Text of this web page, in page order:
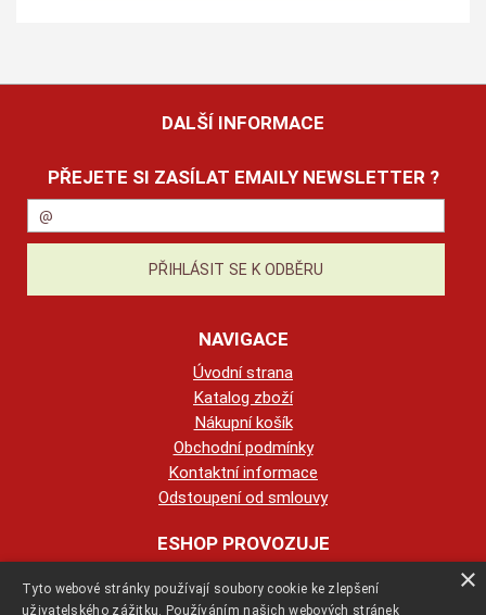
DALŠÍ INFORMACE
PŘEJETE SI ZASÍLAT EMAILY NEWSLETTER ?
NAVIGACE
Úvodní strana
Katalog zboží
Nákupní košík
Obchodní podmínky
Kontaktní informace
Odstoupení od smlouvy
ESHOP PROVOZUJE
123KRBY s.r.o.
×
Tyto webové stránky používají soubory cookie ke zlepšení
uživatelského zážitku. Používáním našich webových stránek